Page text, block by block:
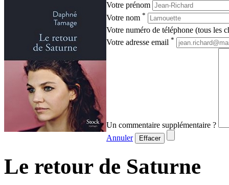
Votre prénom
Votre nom *
Votre numéro de téléphone (tous les
Votre adresse email *
Un commentaire supplémentaire ?
Annuler
Effacer
Le retour de Saturne